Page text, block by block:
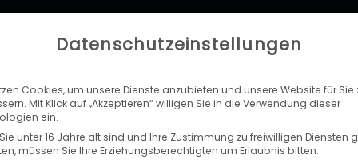
LEISTUNGEN UNTERNEHMEN
Datenschutzeinstellungen
Cookies, um unsere Dienste anzubieten und unsere Website für Sie
Mit Klick auf „Akzeptieren“ willigen Sie in die Verwendung dieser
ein.
unter 16 Jahre alt sind und Ihre Zustimmung zu freiwilligen Diensten
müssen Sie Ihre Erziehungsberechtigten um Erlaubnis bitten.